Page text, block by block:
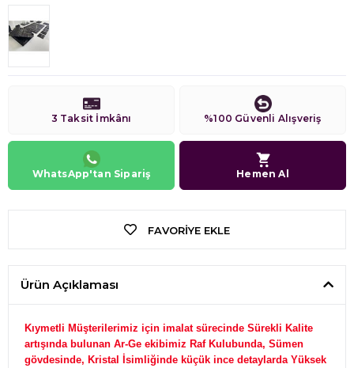
3 Taksit İmkânı %100 Güvenli Alışveriş
WhatsApp'tan Sipariş Hemen Al
FAVORIYE EKLE
Ürün Açıklaması
Kıymetli Müşterilerimiz için imalat sürecinde Sürekli Kalite
artışında bulunan Ar-Ge ekibimiz Raf Kulubunda, Sümen
gövdesinde, Kristal İsimliğinde küçük ince detaylarda Yüksek